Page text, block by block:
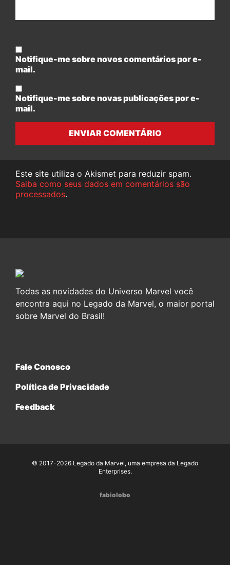
Notifique-me sobre novos comentários por e-
mail.
Notifique-me sobre novas publicações por e-
mail.
ENVIAR COMENTÁRIO
Este site utiliza o Akismet para reduzir spam.
Saiba como seus dados em comentários são
processados.
Todas as novidades do Universo Marvel você
encontra aqui no Legado da Marvel, o maior portal
sobre Marvel do Brasil!
Fale Conosco
Política de Privacidade
Feedback
© 2017-2026 Legado da Marvel, uma empresa da Legado
Enterprises.
fabiolobo